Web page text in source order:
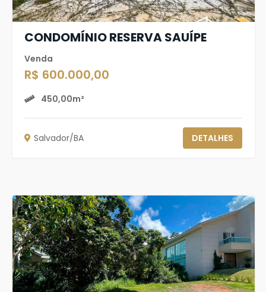
CONDOMÍNIO RESERVA SAUÍPE
Venda
R$ 600.000,00
450,00m²
Salvador/BA DETALHES